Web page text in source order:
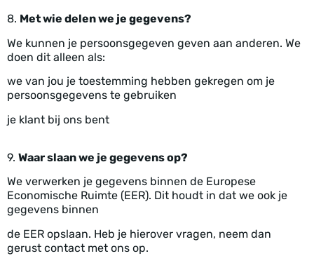
8. Met wie delen we je gegevens?
We kunnen je persoonsgegeven geven aan anderen. We
doen dit alleen als:
we van jou je toestemming hebben gekregen om je
persoonsgegevens te gebruiken
je klant bij ons bent
9. Waar slaan we je gegevens op?
We verwerken je gegevens binnen de Europese
Economische Ruimte (EER). Dit houdt in dat we ook je
gegevens binnen
de EER opslaan. Heb je hierover vragen, neem dan
gerust contact met ons op.